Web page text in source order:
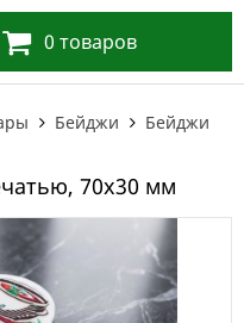
0 товаров
Бейджи
Бейджи
70х30 мм